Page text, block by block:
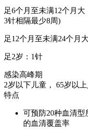
足6个月至未满12个月
3针相隔最少8周)
足12个月至未满24个月
足2岁：1针
感染高峰期
2岁以下儿童， 65岁以
特点
可预防20种血清型
的血清覆盖率